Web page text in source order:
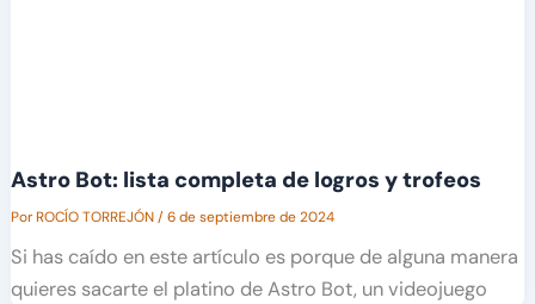
Astro Bot: lista completa de logros y trofeos
PorROCÍO TORREJÓN/6 de septiembre de 2024
Si has caído en este artículo es porque de alguna manera
quieres sacarte el platino de Astro Bot, un videojuego